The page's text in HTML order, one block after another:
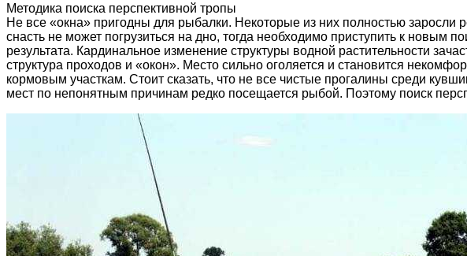
Методика поиска перспективной тропы
Не все «окна» пригодны для рыбалки. Некоторые из них полностью заросли
снасть не может погрузиться на дно, тогда необходимо приступить к новым
результата. Кардинальное изменение структуры водной растительности
структура проходов и «окон». Место сильно оголяется и становится
кормовым участкам. Стоит сказать, что не все чистые прогалины среди
мест по непонятным причинам редко посещается рыбой. Поэтому поиск